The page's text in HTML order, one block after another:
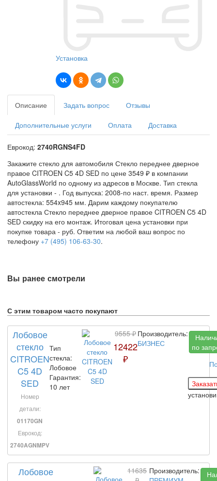
Установка
Описание Задать вопрос Отзывы
Дополнительные услуги Оплата Доставка
Еврокод: 2740RGNS4FD
Закажите стекло для автомобиля Стекло переднее дверное
правое CITROEN C5 4D SED по цене 3549 ₽ в компании
AutoGlassWorld по одному из адресов в Москве. Тип стекла
для установки - . Год выпуска: 2008-по наст. время. Размер
автостекла: 554x945 мм. Дарим каждому покупателю
автостекла Стекло переднее дверное правое CITROEN C5 4D
SED скидку на его монтаж. Итоговая цена установки при
покупке товара - руб. Ответим на любой ваш вопрос по
телефону +7 (495) 106-63-30.
Вы ранее смотрели
С этим товаром часто покупают
Лобовое
стекло
CITROEN
C5 4D
SED
Номер
детали:
01170GN
Еврокод:
2740AGNMPV
Тип
стекла:
Лобовое
Гарантия:
10 лет
9555 ₽
12422
₽
Производитель:
БИЗНЕС
по
Лобовое
11635 Производитель: